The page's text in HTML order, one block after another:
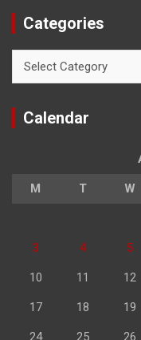
Categories
Calendar
M T W
3 4 5
10 11 12
17 18 19
24 25 26